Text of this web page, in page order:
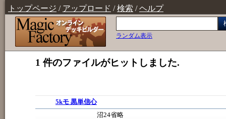
トップページ / アップロード /検索 /ヘルプ
ランダム表示
1 件のファイルがヒットしました.
5kモ 黒単信心
沼24省略